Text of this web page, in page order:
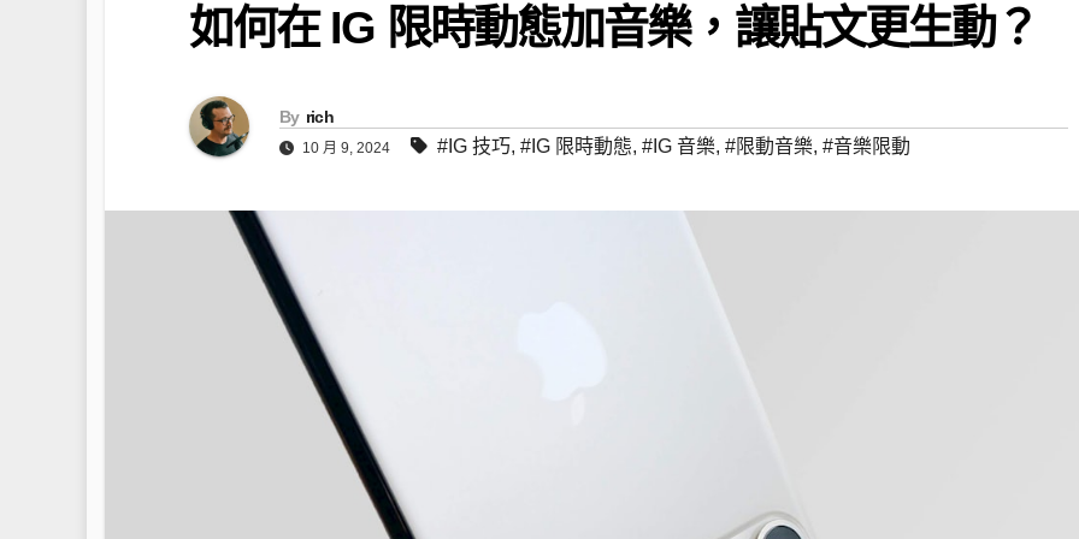
如何在 IG 限時動態加音樂，讓貼文更生動？
By rich
10 月 9, 2024 #IG 技巧, #IG 限時動態, #IG 音樂, #限動音樂, #音樂限動